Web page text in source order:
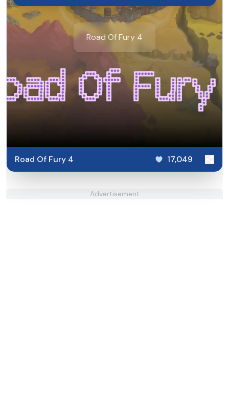
Road Of Fury 4
Road Of Fury 4 17,049
Advertisement